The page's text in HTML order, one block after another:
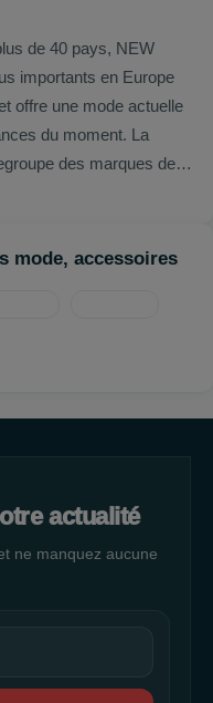
de 40 pays, NEW
importants en Europe
offre une mode actuelle
du moment. La
des marques de
SISTER (Sports-
Pour compléter le
mode, accessoires
actualité
ne manquez aucune